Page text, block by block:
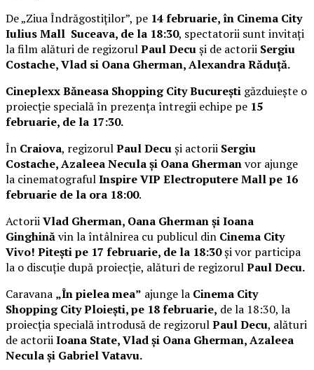
De „Ziua Îndrăgostiților”, pe 14 februarie, în Cinema City
Iulius Mall Suceava, de la 18:30, spectatorii sunt invitați
la film alături de regizorulPaul Decuși de actorii Sergiu
Costache, Vlad si Oana Gherman, Alexandra Răduță.
Cineplexx Băneasa Shopping City București găzduiește o
proiecție specială în prezența întregii echipe pe 15
februarie, de la 17:30.
În Craiova, regizorulPaul Decuși actorii Sergiu
Costache, Azaleea Necula și Oana Ghermanvor ajunge
la cinematografulInspire VIP Electroputere Mall pe 16
februarie de la ora 18:00.
ActoriiVlad Gherman, Oana Gherman și Ioana
Ginghinăvin la întâlnirea cu publicul din Cinema City
Vivo! Pitești pe 17 februarie, de la 18:30și vor participa
la o discuție după proiecție, alături de regizorulPaul Decu.
Caravana „În pielea mea” ajunge la Cinema City
Shopping City Ploiești, pe 18 februarie, de la 18:30, la
proiecția specială introdusă de regizorulPaul Decu, alături
de actoriiIoana State, Vlad și Oana Gherman, Azaleea
Necula și Gabriel Vatavu.